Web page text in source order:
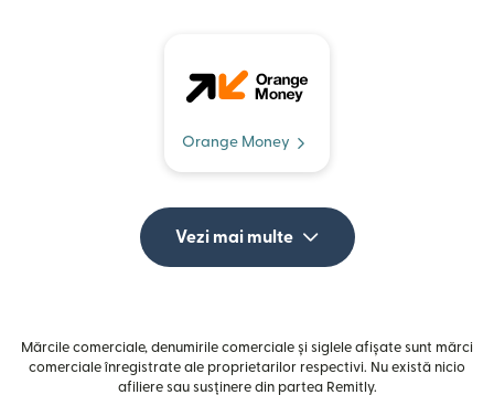
Orange Money
Vezi mai multe
Mărcile comerciale, denumirile comerciale și siglele afișate sunt mărci
comerciale înregistrate ale proprietarilor respectivi. Nu există nicio
afiliere sau susținere din partea Remitly.